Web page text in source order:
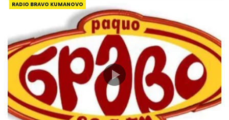
RADIO BRAVO KUMANOVO